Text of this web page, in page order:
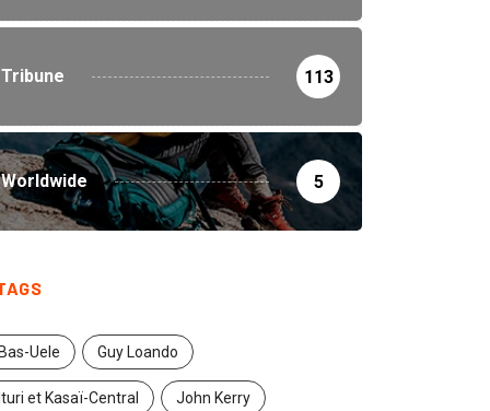
Tribune 113
Worldwide 5
Bas-Uele Guy Loando
Ituri et Kasaï-Central John Kerry